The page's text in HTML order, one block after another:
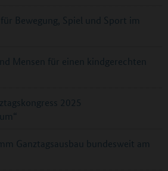
Bewegung, Spiel und Sport im
Mensen für einen kindgerechten
2025
Ganztagsausbau bundesweit am